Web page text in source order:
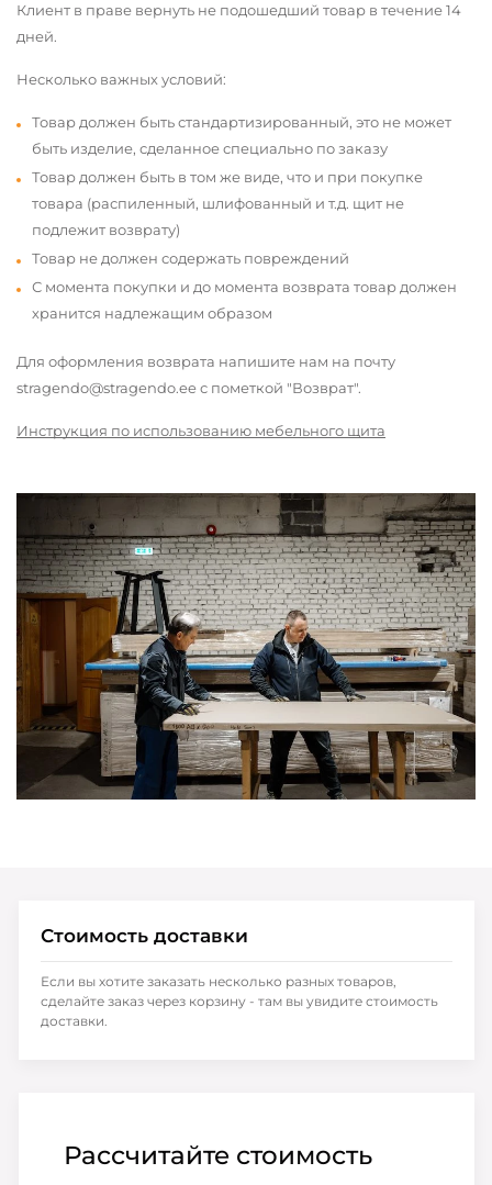
Клиент в праве вернуть не подошедший товар в течение 14
дней.
Несколько важных условий:
Товар должен быть стандартизированный, это не может
быть изделие, сделанное специально по заказу
Товар должен быть в том же виде, что и при покупке
товара (распиленный, шлифованный и т.д. щит не
подлежит возврату)
Товар не должен содержать повреждений
С момента покупки и до момента возврата товар должен
хранится надлежащим образом
Для оформления возврата напишите нам на почту
stragendo@stragendo.ee с пометкой "Возврат".
Инструкция по использованию мебельного щита
Рассчитайте стоимость
Стоимость доставки
Если вы хотите заказать несколько разных товаров,
сделайте заказ через корзину - там вы увидите стоимость
доставки.